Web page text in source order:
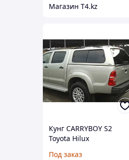
Магазин T4.kz
Кунг CARRYBOY S2
Toyota Hilux
Под заказ